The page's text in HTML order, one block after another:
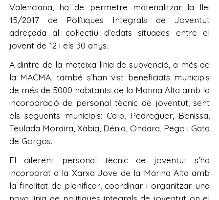
Valenciana, ha de permetre materialitzar la llei
15/2017 de Polítiques Integrals de Joventut
adreçada al col·lectiu d’edats situades entre el
jovent de 12 i els 30 anys.
A dintre de la mateixa línia de subvenció, a més de
la MACMA, també s’han vist beneficiats municipis
de més de 5000 habitants de la Marina Alta amb la
incorporació de personal tècnic de joventut, sent
els següents municipis: Calp, Pedreguer, Benissa,
Teulada Moraira, Xàbia, Dénia, Ondara, Pego i Gata
de Gorgos.
El diferent personal tècnic de joventut s’ha
incorporat a la Xarxa Jove de la Marina Alta amb
la finalitat de planificar, coordinar i organitzar una